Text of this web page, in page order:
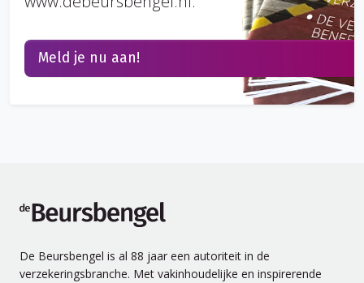
Meld je nu aan!
De Beursbengel is al 88 jaar een autoriteit in de
verzekeringsbranche. Met vakinhoudelijke en inspirerende